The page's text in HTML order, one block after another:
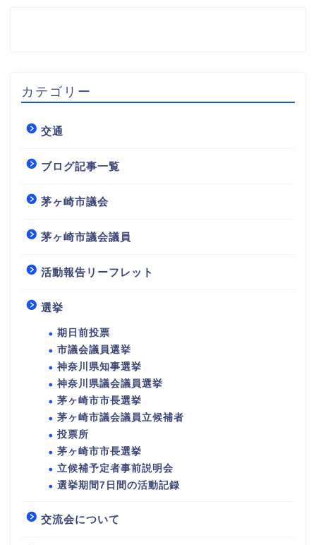
カテゴリー
交通
ブログ記事一覧
茅ヶ崎市議会
茅ヶ崎市議会議員
活動報告リーフレット
選挙
期日前投票
市議会議員選挙
神奈川県知事選挙
神奈川県議会議員選挙
茅ヶ崎市市長選挙
茅ヶ崎市議会議員立候補者
投票所
茅ヶ崎市市長選挙
立候補予定者事前説明会
選挙期間7日間の活動記録
交流会について